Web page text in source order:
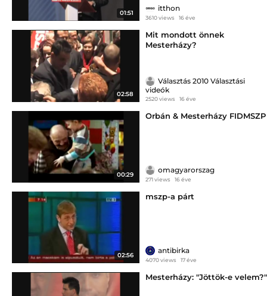
01:51
itthon
3610 views 16 éve
02:58
Mit mondott önnek
Mesterházy?
Választás 2010 Választási
videók
2520 views 16 éve
00:29
Orbán & Mesterházy FIDMSZP
omagyarorszag
271 views 16 éve
02:56
mszp-a párt
antibirka
4070 views 17 éve
Mesterházy: "Jöttök-e velem?"